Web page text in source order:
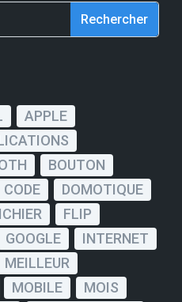
APPLE
BOUTON
CODE
DOMOTIQUE
FLIP
GOOGLE
INTERNET
MEILLEUR
MOBILE
MOIS